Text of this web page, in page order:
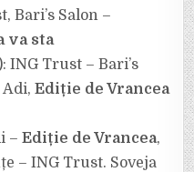
Bari’s Salon –
va sta
ING Trust – Bari’s
Adi,Ediție de Vrancea
–Ediție de Vrancea,
– ING Trust. Soveja